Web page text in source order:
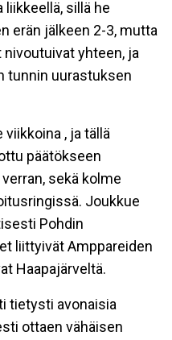
liikkeellä, sillä he
erän jälkeen 2-3, mutta
yhteen, ja
tunnin uurastuksen
, ja tällä
päätökseen
sekä kolme
Joukkue
Pohdin
liittyivät Amppareiden
Haapajärveltä.
tietysti avonaisia
ottaen vähäisen